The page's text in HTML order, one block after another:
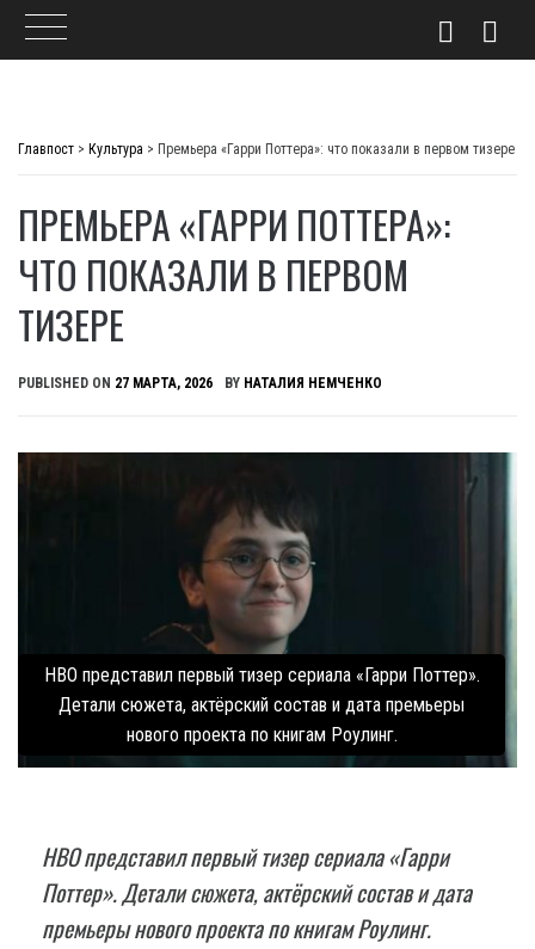
Главпост > Культура > Премьера «Гарри Поттера»: что показали в первом тизере
ПРЕМЬЕРА «ГАРРИ ПОТТЕРА»:
ЧТО ПОКАЗАЛИ В ПЕРВОМ
ТИЗЕРЕ
PUBLISHED ON 27 МАРТА, 2026 BY НАТАЛИЯ НЕМЧЕНКО
HBO представил первый тизер сериала «Гарри Поттер».
Детали сюжета, актёрский состав и дата премьеры
нового проекта по книгам Роулинг.
HBO представил первый тизер сериала «Гарри
Поттер». Детали сюжета, актёрский состав и дата
премьеры нового проекта по книгам Роулинг.